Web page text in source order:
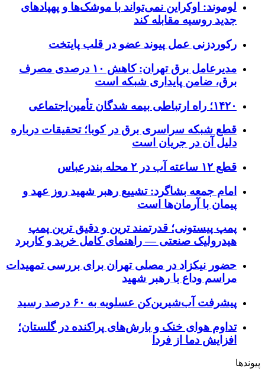
لوموند: اوکراین نمی‌تواند با موشک‌ها و پهپادهای
جدید روسیه مقابله کند
رکوردزنی عمل پیوند عضو در قلب پایتخت
مدیرعامل برق تهران: کاهش ۱۰ درصدی مصرف
برق، ضامن پایداری شبکه است
۱۴۲۰؛ راه ارتباطی بیمه شدگان تأمین‌اجتماعی
قطع شبکه سراسری برق در کوبا؛ تحقیقات درباره
دلیل آن در جریان است
قطع ۱۲ ساعته آب در ۲ محله بندرعباس
امام جمعه بشاگرد: تشییع رهبر شهید روز عهد و
پیمان با آرمان‌ها است
پمپ پیستونی؛ قدرتمند ترین و دقیق‌ ترین پمپ
هیدرولیک صنعتی — راهنمای کامل خرید و کاربرد
حضور نیکزاد در مصلی تهران برای بررسی تمهیدات
مراسم وداع با رهبر شهید
پیشرفت آب‌شیرین‌کن عسلویه به ۶۰ درصد رسید
تداوم هوای خنک و بارش‌های پراکنده در گلستان؛
افزایش دما از فردا
پیوندها